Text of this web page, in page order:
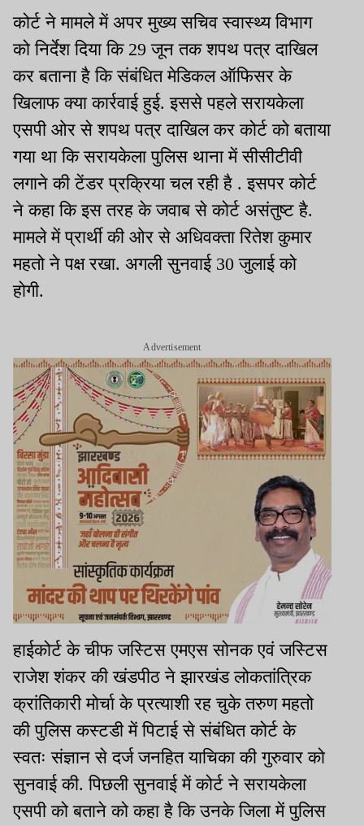
कोर्ट ने मामले में अपर मुख्य सचिव स्वास्थ्य विभाग
को निर्देश दिया कि 29 जून तक शपथ पत्र दाखिल
कर बताना है कि संबंधित मेडिकल ऑफिसर के
खिलाफ क्या कार्रवाई हुई. इससे पहले सरायकेला
एसपी ओर से शपथ पत्र दाखिल कर कोर्ट को बताया
गया था कि सरायकेला पुलिस थाना में सीसीटीवी
लगाने की टेंडर प्रक्रिया चल रही है . इसपर कोर्ट
ने कहा कि इस तरह के जवाब से कोर्ट असंतुष्ट है.
मामले में प्रार्थी की ओर से अधिवक्ता रितेश कुमार
महतो ने पक्ष रखा. अगली सुनवाई 30 जुलाई को
होगी.
Advertisement
हाईकोर्ट के चीफ जस्टिस एमएस सोनक एवं जस्टिस
राजेश शंकर की खंडपीठ ने झारखंड लोकतांत्रिक
क्रांतिकारी मोर्चा के प्रत्याशी रह चुके तरुण महतो
की पुलिस कस्टडी में पिटाई से संबंधित कोर्ट के
स्वतः संज्ञान से दर्ज जनहित याचिका की गुरुवार को
सुनवाई की. पिछली सुनवाई में कोर्ट ने सरायकेला
एसपी को बताने को कहा है कि उनके जिला में पुलिस